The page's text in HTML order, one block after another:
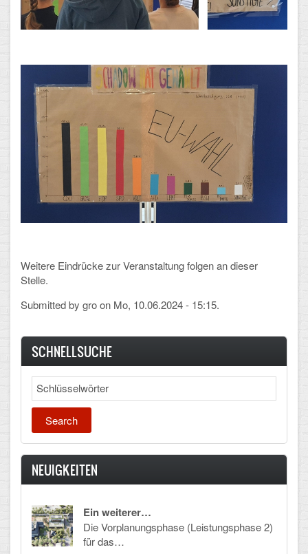
FÄCHER
Ethik, Philosophie und Religion
Gesellschaftswissenschaften
Mathematik, Informatik und Naturwissenschaften
Musische Fächer
Sport
Freistellung/Entschuldigung
Kurswahl 10. Kl.
Umwahl 11. Kl.
mPA
Wahlfächer
TERMINE
CLOUD
Lernraum Berlin
Nextcloud (Eigene Dateien und Tauschordner)
Gitlab
Weitere Eindrücke zur Veranstaltung folgen an dieser
Stelle.
Submitted by groon Mo, 10.06.2024 - 15:15.
SCHNELLSUCHE
Search
NEUIGKEITEN
Ein weiterer…
Die Vorplanungsphase (Leistungsphase 2)
für das…